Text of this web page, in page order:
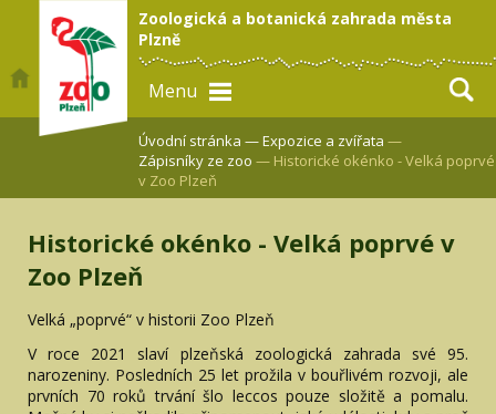
Zoologická a botanická zahrada města
Plzně
Menu
Úvodní stránka —Expozice a zvířata —
Zápisníky ze zoo — Historické okénko - Velká poprvé
v Zoo Plzeň
Historické okénko - Velká poprvé v
Zoo Plzeň
Velká „poprvé“ v historii Zoo Plzeň
V roce 2021 slaví plzeňská zoologická zahrada své 95.
narozeniny. Posledních 25 let prožila v bouřlivém rozvoji, ale
prvních 70 roků trvání šlo leccos pouze složitě a pomalu.